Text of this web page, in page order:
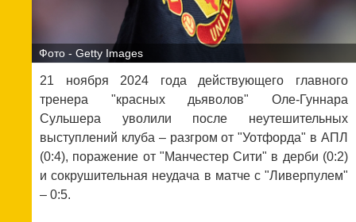
Фото - Getty Images
21 ноября 2024 года действующего главного
тренера "красных дьяволов" Оле-Гуннара
Сульшера уволили после неутешительных
выступлений клуба – разгром от "Уотфорда" в АПЛ
(0:4), поражение от "Манчестер Сити" в дерби (0:2)
и сокрушительная неудача в матче с "Ливерпулем"
– 0:5.